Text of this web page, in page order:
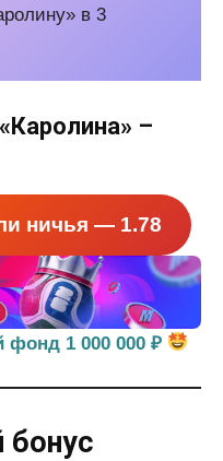
в 3
–
ничья — 1.78
фонд 1 000 000 ₽
бонус